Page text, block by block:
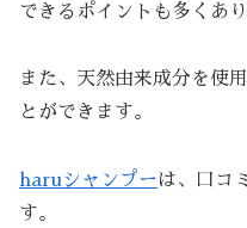
できるポイントも多くあり
また、天然由来成分を使
とができます。
haruシャンプーは、口コ
す。